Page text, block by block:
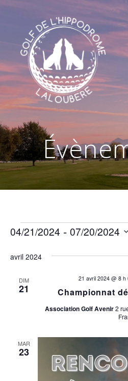
Évènements
04/21/2024 - 07/20/2024
une
avril 2024
DIM
21 Championnat
21 avril 2024 @ 8 h
Association Golf Avenir2
MAR
23